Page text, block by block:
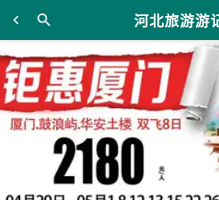
河北旅游游